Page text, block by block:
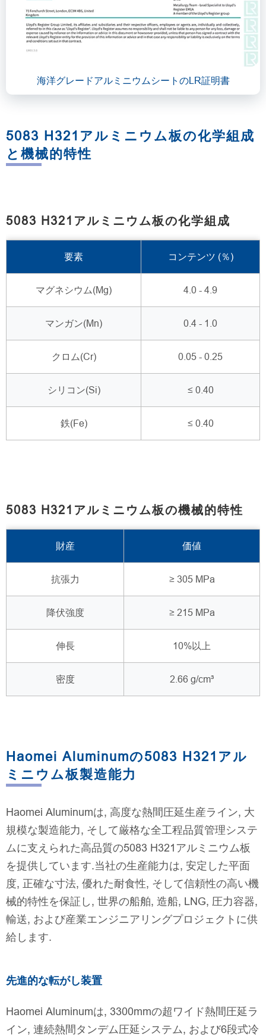
海洋グレードアルミニウムシートのLR証明書
5083 H321アルミニウム板の化学組成
と機械的特性
5083 H321アルミニウム板の化学組成
要素 コンテンツ (％)
マグネシウム(Mg) 4.0 - 4.9
マンガン(Mn) 0.4 - 1.0
クロム(Cr) 0.05 - 0.25
シリコン(Si) ≤ 0.40
鉄(Fe) ≤ 0.40
5083 H321アルミニウム板の機械的特性
財産 価値
抗張力 ≥ 305 MPa
降伏強度 ≥ 215 MPa
伸長 10%以上
密度 2.66 g/cm³
Haomei Aluminumの5083 H321アル
ミニウム板製造能力
Haomei Aluminumは, 高度な熱間圧延生産ライン, 大
規模な製造能力, そして厳格な全工程品質管理システ
ムに支えられた高品質の5083 H321アルミニウム板
を提供しています.当社の生産能力は, 安定した平面
度, 正確な寸法, 優れた耐食性, そして信頼性の高い機
械的特性を保証し, 世界の船舶, 造船, LNG, 圧力容器,
輸送, および産業エンジニアリングプロジェクトに供
給します.
先進的な転がし装置
Haomei Aluminumは, 3300mmの超ワイド熱間圧延ラ
イン, 連続熱間タンデム圧延システム, および6段式冷